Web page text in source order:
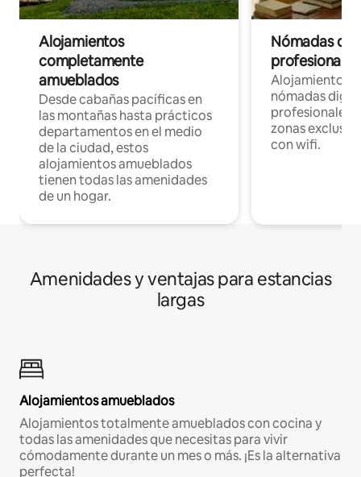
Alojamientos
completamente
amueblados
Desde cabañas pacíficas en
las montañas hasta prácticos
departamentos en el medio
de la ciudad, estos
alojamientos amueblados
tienen todas las amenidades
de un hogar.
Nómadas
Alojamientos
nómadas
profesionales
zonas
con wifi.
Amenidades y ventajas para estancias
largas
Alojamientos amueblados
Alojamientos totalmente amueblados con cocina y
todas las amenidades que necesitas para vivir
cómodamente durante un mes o más. ¡Es la alternativa
perfecta!